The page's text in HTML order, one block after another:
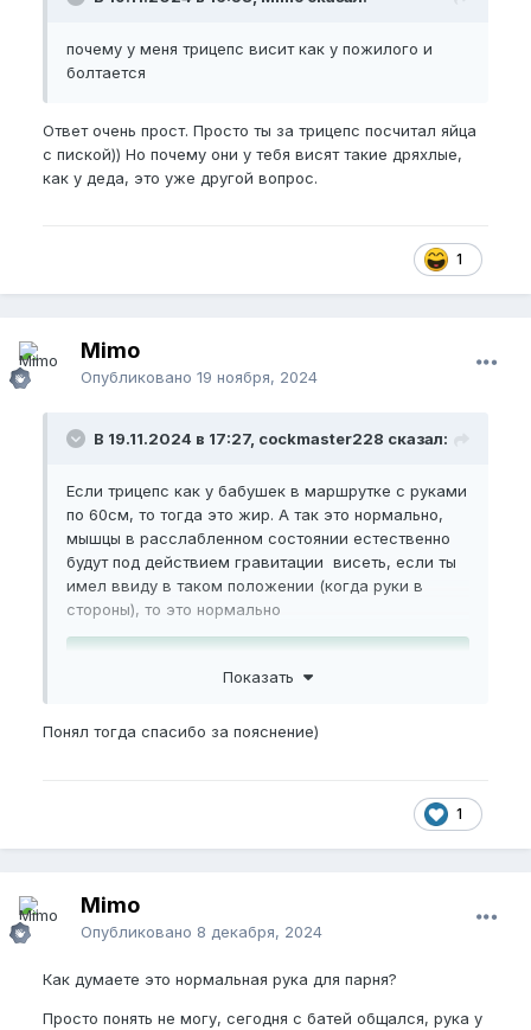
почему у меня трицепс висит как у пожилого и
болтается
Ответ очень прост. Просто ты за трицепс посчитал яйца
с пиской)) Но почему они у тебя висят такие дряхлые,
как у деда, это уже другой вопрос.
1
Mimo
Опубликовано 19 ноября, 2024
В 19.11.2024 в 17:27, cockmaster228 сказал:
Если трицепс как у бабушек в маршрутке с руками
по 60см, то тогда это жир. А так это нормально,
мышцы в расслабленном состоянии естественно
будут под действием гравитации висеть, если ты
имел ввиду в таком положении (когда руки в
стороны), то это нормально
Пожалуйста,зарегистрируйтесь
Показать
Понял тогда спасибо за пояснение)
1
Mimo
Опубликовано 8 декабря, 2024
Как думаете это нормальная рука для парня?
Просто понять не могу, сегодня с батей общался, рука у